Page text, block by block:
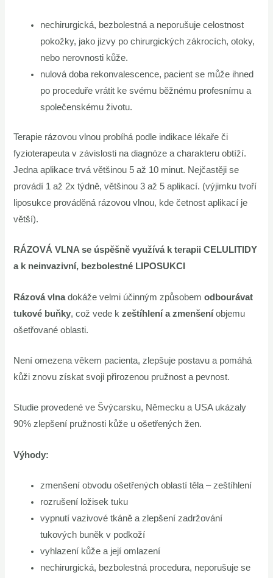
nechirurgická, bezbolestná a neporušuje celostnost
pokožky, jako jizvy po chirurgických zákrocích, otoky,
nebo nerovnosti kůže.
nulová doba rekonvalescence, pacient se může ihned
po proceduře vrátit ke svému běžnému profesnímu a
společenskému životu.
Terapie rázovou vlnou probíhá podle indikace lékaře či
fyzioterapeuta v závislosti na diagnóze a charakteru obtíží.
Jedna aplikace trvá většinou 5 až 10 minut. Nejčastěji se
provádí 1 až 2x týdně, většinou 3 až 5 aplikací. (výjimku tvoří
liposukce prováděná rázovou vlnou, kde četnost aplikací je
větší).
RÁZOVÁ VLNA se úspěšně využívá k terapiiCELULITIDY
a k neinvazivní, bezbolestné LIPOSUKCI
Rázová vlnadokáže velmi účinným způsobemodbourávat
tukové buňky, což vede kzeštíhlení a zmenšení objemu
ošetřované oblasti.
Není omezena věkem pacienta, zlepšuje postavu a pomáhá
kůži znovu získat svoji přirozenou pružnost a pevnost.
Studie provedené ve Švýcarsku, Německu a USA ukázaly
90% zlepšení pružnosti kůže u ošetřených žen.
Výhody:
zmenšení obvodu ošetřených oblastí těla – zeštíhlení
rozrušení ložisek tuku
vypnutí vazivové tkáně a zlepšení zadržování
tukových buněk v podkoží
vyhlazení kůže a její omlazení
nechirurgická, bezbolestná procedura, neporušuje se